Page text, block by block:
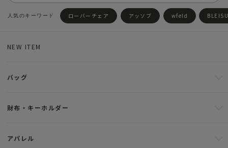
ローバーチェア アッソブ wfeld
NEW ITEM
バッグ
財布・キーホルダー
アパレル